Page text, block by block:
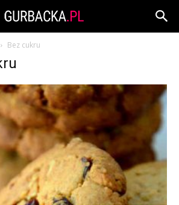
Bez cukru